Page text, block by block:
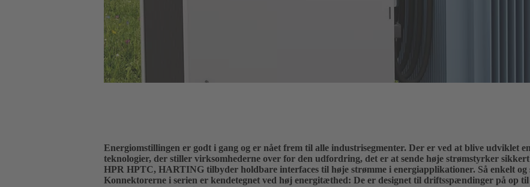
Energiomstillingen er godt i gang og er nået frem til alle industrisegmenter. Der er ved at blive udviklet
teknologier, der stiller virksomhederne over for den udfordring, det er at sende høje strømstyrker
HPR HPTC, HARTING tilbyder holdbare interfaces til høje strømme i energiapplikationer. Så enkelt og
Konnektorerne i serien er kendetegnet ved høj energitæthed: De er designet til driftsspændinger på op